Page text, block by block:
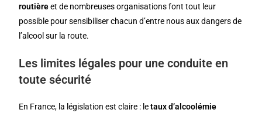
routièreet de nombreuses organisations font tout leur
possible pour sensibiliser chacun d’entre nous aux dangers de
l’alcool sur la route.
Les limites légales pour une conduite en
toute sécurité
En France, la législation est claire : letaux d’alcoolémie